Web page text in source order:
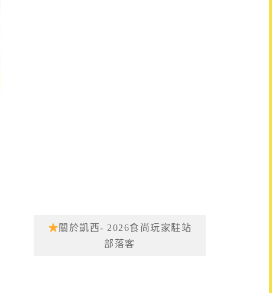
關於凱西- 2026食尚玩家駐站
部落客